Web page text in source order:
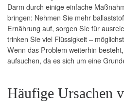
Darm durch einige einfache
bringen: Nehmen Sie mehr
Ernährung auf, sorgen Sie für
trinken Sie viel Flüssigkeit –
Wenn das Problem weiterhin
aufsuchen, da es sich um eine
Häufige Ursachen